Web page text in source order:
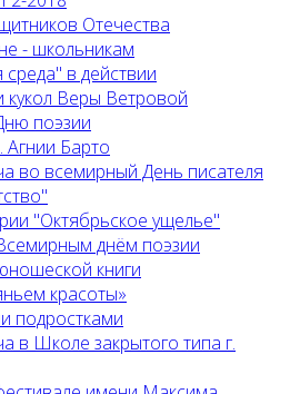
Отечества
- школьникам
в действии
кукол Веры Ветровой
поэзии
Агнии Барто
во всемирный День писателя
"Октябрьское ущелье"
днём поэзии
книги
красоты»
подростками
в Школе закрытого типа г.